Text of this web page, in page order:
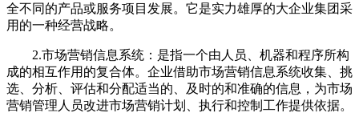
全不同的产品或服务项目发展。它是实力雄厚的大企业集团采
用的一种经营战略。
2.市场营销信息系统：是指一个由人员、机器和程序所构
成的相互作用的复合体。企业借助市场营销信息系统收集、挑
选、分析、评估和分配适当的、及时的和准确的信息，为市场
营销管理人员改进市场营销计划、执行和控制工作提供依据。